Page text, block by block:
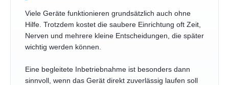
Viele Geräte funktionieren grundsätzlich auch ohne
Hilfe. Trotzdem kostet die saubere Einrichtung oft Zeit,
Nerven und mehrere kleine Entscheidungen, die später
wichtig werden können.
Eine begleitete Inbetriebnahme ist besonders dann
sinnvoll, wenn das Gerät direkt zuverlässig laufen soll